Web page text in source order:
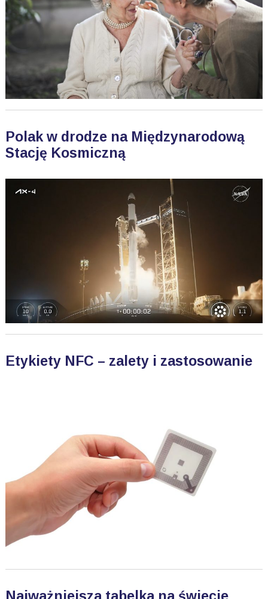
Polak w drodze na Międzynarodową
Stację Kosmiczną
Etykiety NFC – zalety i zastosowanie